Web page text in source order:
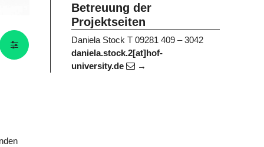
Betreuung der
Projektseiten
Daniela Stock T 09281 409 – 3042
daniela.stock.2[at]hof-
university.de